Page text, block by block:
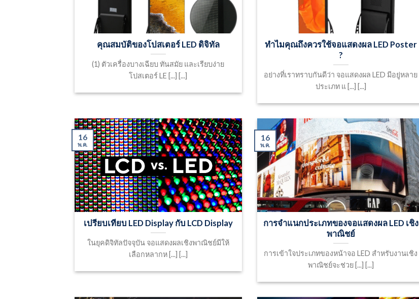
คุณสมบัติของโปสเตอร์ LED ดิจิทัล
(1) ตัวเครื่องบางเฉียบ ทันสมัย และเรียบง่าย
โปสเตอร์ LE [...] [...]
ทำไมคุณถึงควรใช้จอแสดงผล LED Poster
?
อย่างที่เราทราบกันดีว่า จอแสดงผล LED มีอยู่หลาย
ประเภท แ [...] [...]
เปรียบเทียบ LED Display กับ LCD Display
ในยุคดิจิทัลปัจจุบัน จอแสดงผลเชิงพาณิชย์มีให้
เลือกหลากห [...] [...]
16
พ.ค.
การจำแนกประเภทของจอแสดงผล LED เชิง
พาณิชย์
การเข้าใจประเภทของหน้าจอ LED สำหรับงานเชิง
พาณิชย์จะช่วย [...] [...]
16
พ.ค.